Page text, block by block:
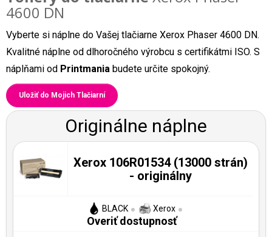
4600 DN
Vyberte si náplne do Vašej tlačiarne Xerox Phaser 4600 DN.
Kvalitné náplne od dlhoročného výrobcu s certifikátmi ISO. S
náplňami od Printmania budete určite spokojný.
Uložiť do Mojich Tlačiarní
Originálne náplne
Xerox 106R01534 (13000 strán)
- originálny
BLACK Xerox
Overiť dostupnosť